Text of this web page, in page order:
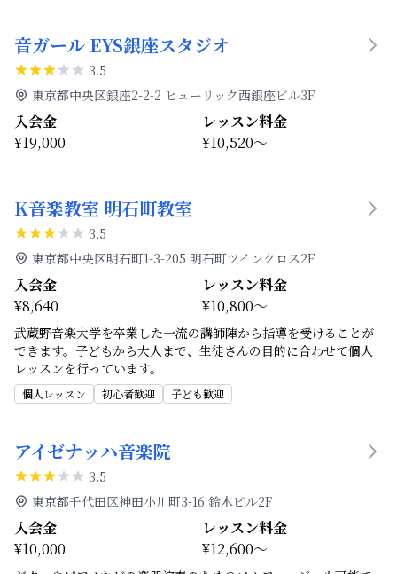
音ガール EYS銀座スタジオ
3.5
東京都中央区銀座2-2-2 ヒューリック西銀座ビル3F
入会金
¥19,000
レッスン料金
¥10,520～
K音楽教室 明石町教室
3.5
東京都中央区明石町1-3-205 明石町ツインクロス2F
入会金
¥8,640
レッスン料金
¥10,800～
武蔵野音楽大学を卒業した一流の講師陣から指導を受けることが
できます。子どもから大人まで、生徒さんの目的に合わせて個人
レッスンを行っています。
個人レッスン 初心者歓迎 子ども歓迎
アイゼナッハ音楽院
3.5
東京都千代田区神田小川町3-16 鈴木ビル2F
入会金
¥10,000
レッスン料金
¥12,600～